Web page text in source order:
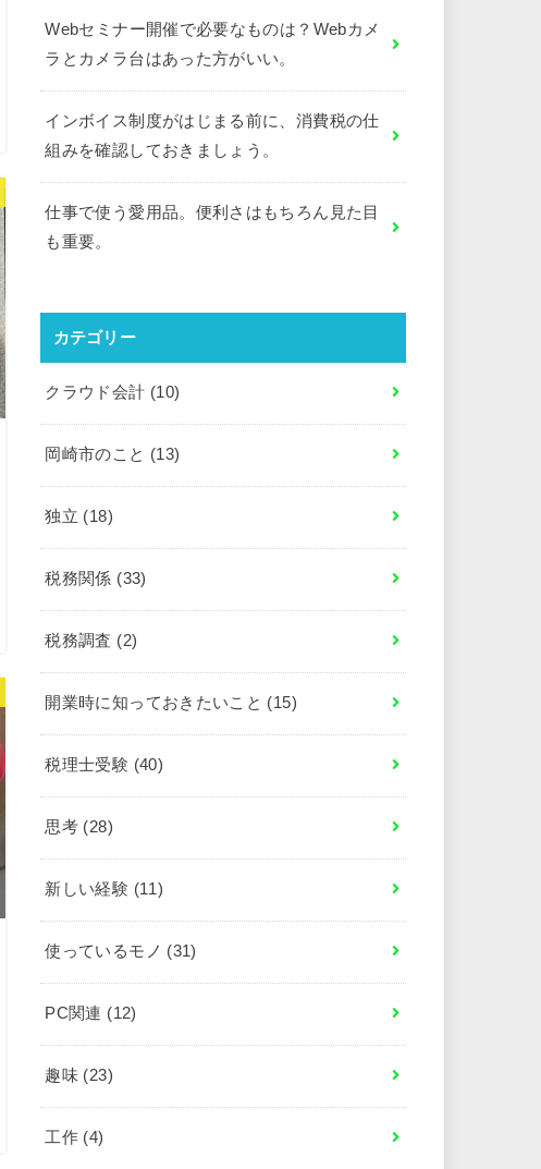
Webセミナー開催で必要なものは？Webカメ
ラとカメラ台はあった方がいい。
インボイス制度がはじまる前に、消費税の仕
組みを確認しておきましょう。
仕事で使う愛用品。便利さはもちろん見た目
も重要。
カテゴリー
クラウド会計 (10)
岡崎市のこと (13)
独立 (18)
税務関係 (33)
税務調査 (2)
開業時に知っておきたいこと (15)
税理士受験 (40)
思考 (28)
新しい経験 (11)
使っているモノ (31)
PC関連 (12)
趣味 (23)
工作 (4)